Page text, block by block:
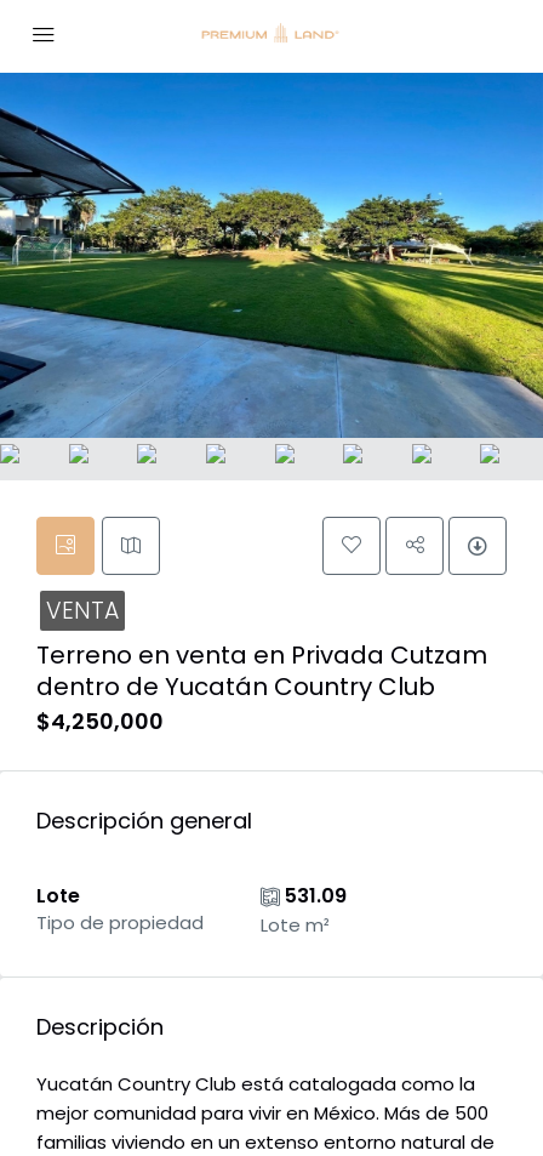
VENTA
Terreno en venta en Privada Cutzam
dentro de Yucatán Country Club
$4,250,000
Descripción general
Lote
Tipo de propiedad
531.09
Lote m²
Descripción
Yucatán Country Club está catalogada como la
mejor comunidad para vivir en México. Más de 500
familias viviendo en un extenso entorno natural de